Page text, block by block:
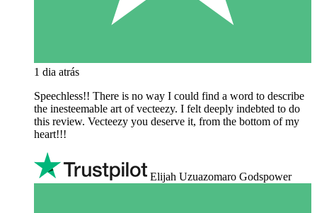
1 dia atrás
Speechless!! There is no way I could find a word to describe
the inesteemable art of vecteezy. I felt deeply indebted to do
this review. Vecteezy you deserve it, from the bottom of my
heart!!!
Elijah Uzuazomaro Godspower